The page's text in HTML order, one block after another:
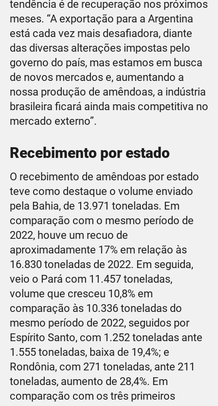
tendência é de recuperação nos próximos
meses. “A exportação para a Argentina
está cada vez mais desafiadora, diante
das diversas alterações impostas pelo
governo do país, mas estamos em busca
de novos mercados e, aumentando a
nossa produção de amêndoas, a indústria
brasileira ficará ainda mais competitiva no
mercado externo”.
Recebimento por estado
O recebimento de amêndoas por estado
teve como destaque o volume enviado
pela Bahia, de 13.971 toneladas. Em
comparação com o mesmo período de
2022, houve um recuo de
aproximadamente 17% em relação às
16.830 toneladas de 2022. Em seguida,
veio o Pará com 11.457 toneladas,
volume que cresceu 10,8% em
comparação às 10.336 toneladas do
mesmo período de 2022, seguidos por
Espírito Santo, com 1.252 toneladas ante
1.555 toneladas, baixa de 19,4%; e
Rondônia, com 271 toneladas, ante 211
toneladas, aumento de 28,4%. Em
comparação com os três primeiros